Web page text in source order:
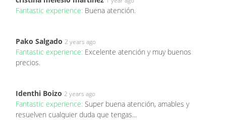
Fantastic experience: Buena atención.
Pako Salgado 2 years ago
Fantastic experience: Excelente atención y muy buenos
precios.
Identhi Boizo 2 years ago
Fantastic experience: Super buena atención, amables y
resuelven cualquier duda que tengas...